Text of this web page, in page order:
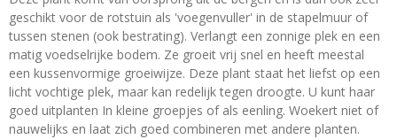
geschikt voor de rotstuin als 'voegenvuller' in de stapelmuur of
tussen stenen (ook bestrating). Verlangt een zonnige plek en een
matig voedselrijke bodem. Ze groeit vrij snel en heeft meestal
een kussenvormige groeiwijze. Deze plant staat het liefst op een
licht vochtige plek, maar kan redelijk tegen droogte. U kunt haar
goed uitplanten In kleine groepjes of als eenling. Woekert niet of
nauwelijks en laat zich goed combineren met andere planten.